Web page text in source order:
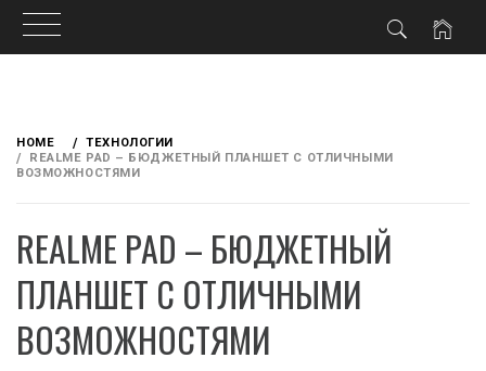
content
HOME
ТЕХНОЛОГИИ
REALME PAD – БЮДЖЕТНЫЙ ПЛАНШЕТ С ОТЛИЧНЫМИ
ВОЗМОЖНОСТЯМИ
REALME PAD – БЮДЖЕТНЫЙ
ПЛАНШЕТ С ОТЛИЧНЫМИ
ВОЗМОЖНОСТЯМИ